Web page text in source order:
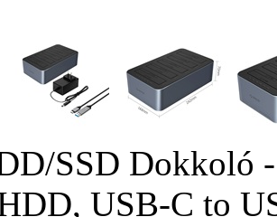
SSD Dokkoló
USB-C to